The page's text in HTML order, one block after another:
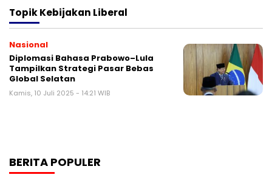
TopikKebijakan Liberal
Nasional
Diplomasi Bahasa Prabowo–Lula
Tampilkan Strategi Pasar Bebas
Global Selatan
Kamis, 10 Juli 2025 - 14:21 WIB
BERITA POPULER